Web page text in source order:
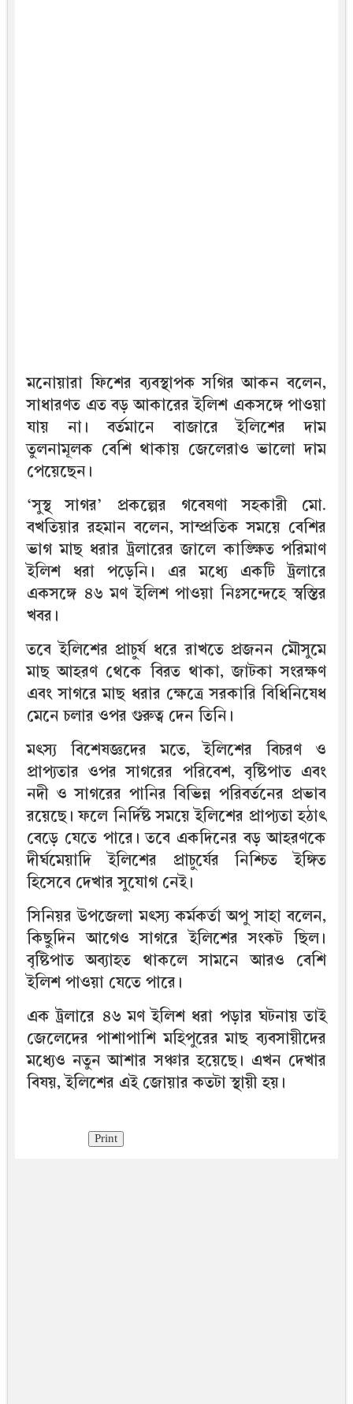
মনোয়ারা ফিশের ব্যবস্থাপক সগির আকন বলেন,
সাধারণত এত বড় আকারের ইলিশ একসঙ্গে পাওয়া
যায় না। বর্তমানে বাজারে ইলিশের দাম
তুলনামূলক বেশি থাকায় জেলেরাও ভালো দাম
পেয়েছেন।
‘সুস্থ সাগর’ প্রকল্পের গবেষণা সহকারী মো.
বখতিয়ার রহমান বলেন, সাম্প্রতিক সময়ে বেশির
ভাগ মাছ ধরার ট্রলারের জালে কাঙ্ক্ষিত পরিমাণ
ইলিশ ধরা পড়েনি। এর মধ্যে একটি ট্রলারে
একসঙ্গে ৪৬ মণ ইলিশ পাওয়া নিঃসন্দেহে স্বস্তির
খবর।
তবে ইলিশের প্রাচুর্য ধরে রাখতে প্রজনন মৌসুমে
মাছ আহরণ থেকে বিরত থাকা, জাটকা সংরক্ষণ
এবং সাগরে মাছ ধরার ক্ষেত্রে সরকারি বিধিনিষেধ
মেনে চলার ওপর গুরুত্ব দেন তিনি।
মৎস্য বিশেষজ্ঞদের মতে, ইলিশের বিচরণ ও
প্রাপ্যতার ওপর সাগরের পরিবেশ, বৃষ্টিপাত এবং
নদী ও সাগরের পানির বিভিন্ন পরিবর্তনের প্রভাব
রয়েছে। ফলে নির্দিষ্ট সময়ে ইলিশের প্রাপ্যতা হঠাৎ
বেড়ে যেতে পারে। তবে একদিনের বড় আহরণকে
দীর্ঘমেয়াদি ইলিশের প্রাচুর্যের নিশ্চিত ইঙ্গিত
হিসেবে দেখার সুযোগ নেই।
সিনিয়র উপজেলা মৎস্য কর্মকর্তা অপু সাহা বলেন,
কিছুদিন আগেও সাগরে ইলিশের সংকট ছিল।
বৃষ্টিপাত অব্যাহত থাকলে সামনে আরও বেশি
ইলিশ পাওয়া যেতে পারে।
এক ট্রলারে ৪৬ মণ ইলিশ ধরা পড়ার ঘটনায় তাই
জেলেদের পাশাপাশি মহিপুরের মাছ ব্যবসায়ীদের
মধ্যেও নতুন আশার সঞ্চার হয়েছে। এখন দেখার
বিষয়, ইলিশের এই জোয়ার কতটা স্থায়ী হয়।
Print